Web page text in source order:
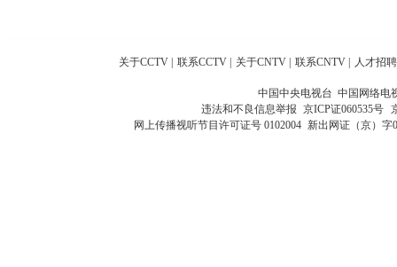
关于CCTV 联系CCTV 关于CNTV 联系CNTV 人才招聘
中国中央电视台 中国网络电
违法和不良信息举报 京ICP证060535号
网上传播视听节目许可证号 0102004 新出网证（京）